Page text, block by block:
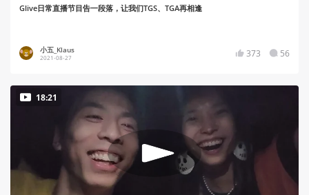
Glive日常直播节目告一段落，让我们TGS、TGA再相逢
小五_Klaus
2021-08-27 373 56
18:21